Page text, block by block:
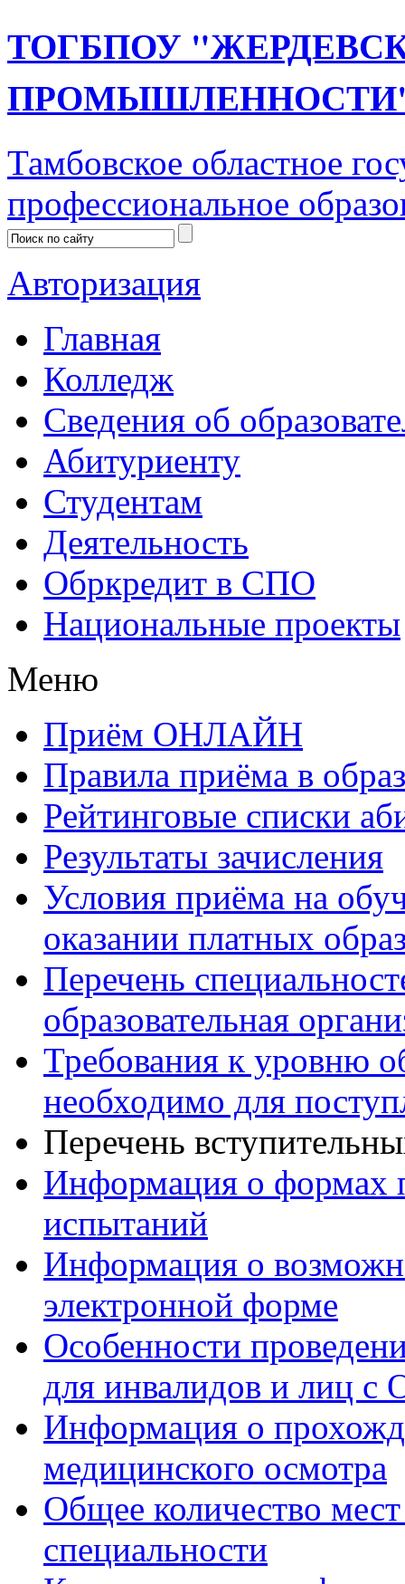
ТОГБПОУ
Тамбовское областное
профессиональное
Авторизация
Главная
Колледж
Сведения об
Абитуриенту
Студентам
Деятельность
Обркредит в СПО
Национальные проекты
Меню
Приём ОНЛАЙН
Правила приёма в
Рейтинговые списки
Результаты зачисления
Условия приёма на
оказании платных
Перечень
образовательная
Требования к уровню
необходимо для
Перечень
Информация о формах
испытаний
Информация о
электронной форме
Особенности
для инвалидов и лиц с
Информация о
медицинского осмотра
Общее количество
специальности